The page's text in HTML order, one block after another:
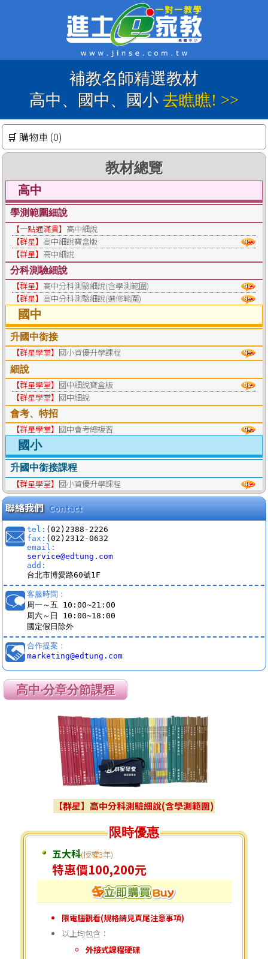
補教名師精選教材
高中、國中、國小去瞧瞧! >>
🛒 購物車 (0)
教材總覽
高中
學測範圍細說
【一點通滿貫】 高中細說
【群星】 高中細說寶盒版
【群星】 高中細說
分科測驗細說
【群星】 高中分科測驗細說(含學測範圍)
【群星】 高中分科測驗細說(選修範圍)
國中
升國中銜接
【群星學堂】 國小資優升學課程
細說
【群星學堂】 國中細說寶盒版
【群星學堂】 國中細說
會考、特招
【群星學堂】 國中會考總複習
國小
升國中銜接課程
【群星學堂】 國小資優升學課程
聯絡我們 Contact
tel: (02)2388-2226
fax: (02)2312-0632
email:
service@edtung.com
add:
台北市博愛路60號1F
客服時間：
周一～五 10:00~21:00
周六～日 10:00~18:00
國定假日除外
合作提案：
marketing@edtung.com
高中‧分章分節課程
【群星】高中分科測驗細說(含學測範圍)
限時優惠
五大科(授權3年)
特惠價100,200元
限電腦觀看(規格請見頁尾注意事項)
以上均包含：
外接式課程硬碟